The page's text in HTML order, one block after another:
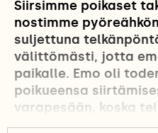
Siirsimme poikaset
nostimme
suljettuna
välittömästi, jotta
paikalle. Emo oli
poikueensa
varapesään, koska
jätetty pesä oli tyhjä